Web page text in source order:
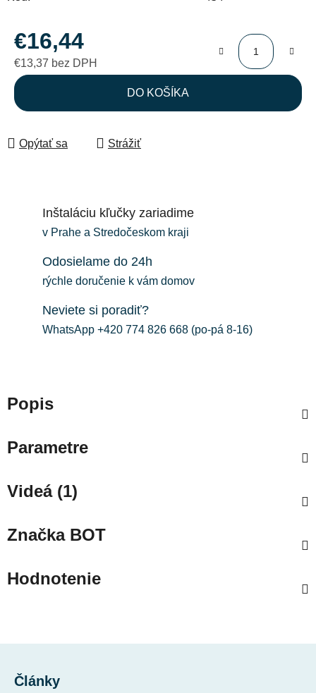
€16,44
€13,37 bez DPH
Jednotková cena:
DO KOŠÍKA
Opýtať sa Strážiť
Inštaláciu kľučky zariadime
v Prahe a Stredočeskom kraji
Odosielame do 24h
rýchle doručenie k vám domov
Neviete si poradiť?
WhatsApp +420 774 826 668 (po-pá 8-16)
Popis
Parametre
Videá (1)
ZnačkaBOT
Hodnotenie
Články